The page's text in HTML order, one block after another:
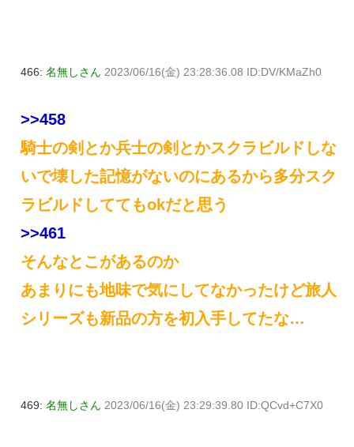
466: 名無しさん 2023/06/16(金) 23:28:36.08 ID:DV/KMaZh0
>>458
騎士の剣とか兵士の剣とかスクラビルドしな
いで壊した記憶がないのにあるから多分スク
ラビルドしててもokだと思う
>>461
そんなとこがあるのか
あまりにも地味で気にしてなかったけど旅人
シリーズも新品の方を初入手してたな…
469: 名無しさん 2023/06/16(金) 23:29:39.80 ID:QCvd+C7X0